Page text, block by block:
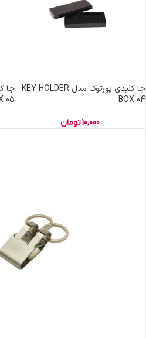
جا کلیدی پورتوک مدل KEY HOLDER
BOX 04
10,000تومان
05